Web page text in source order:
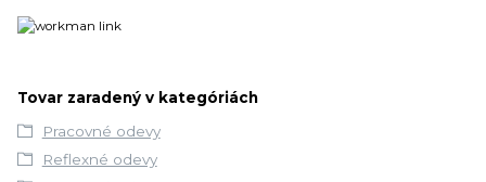
Tovar zaradený v kategóriách
Pracovné odevy
Reflexné odevy